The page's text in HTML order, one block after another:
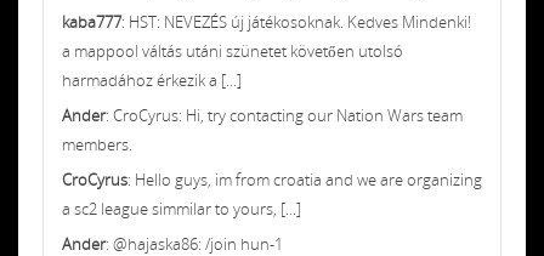
kaba777: HST: NEVEZÉS új játékosoknak. Kedves Mindenki!
a mappool váltás utáni szünetet követően utolsó
harmadához érkezik a [...]
Ander: CroCyrus: Hi, try contacting our Nation Wars team
members.
CroCyrus: Hello guys, im from croatia and we are organizing
a sc2 league simmilar to yours, [...]
Ander: @hajaska86: /join hun-1